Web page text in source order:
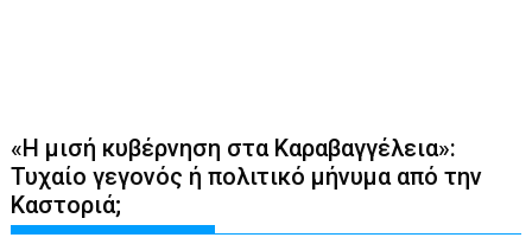
«Η μισή κυβέρνηση στα Καραβαγγέλεια»:
Τυχαίο γεγονός ή πολιτικό μήνυμα από την
Καστοριά;